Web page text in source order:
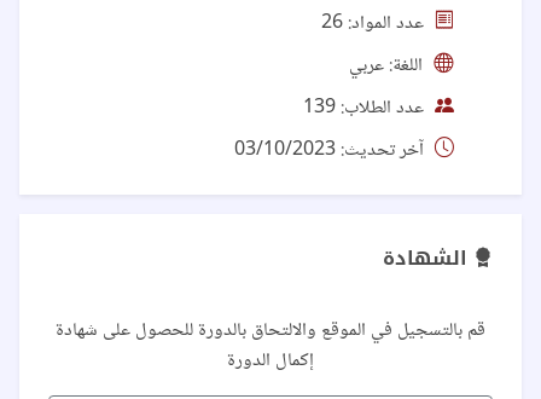
عدد المواد:26
اللغة:عربي
عدد الطلاب:139
آخر تحديث:03/10/2023
الشهادة
قم بالتسجيل في الموقع والالتحاق بالدورة للحصول على شهادة
إكمال الدورة